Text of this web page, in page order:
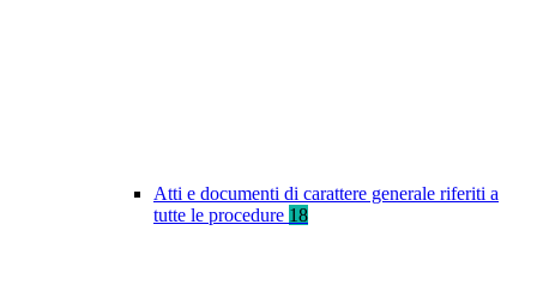
Atti e documenti di carattere generale riferiti a
tutte le procedure 18